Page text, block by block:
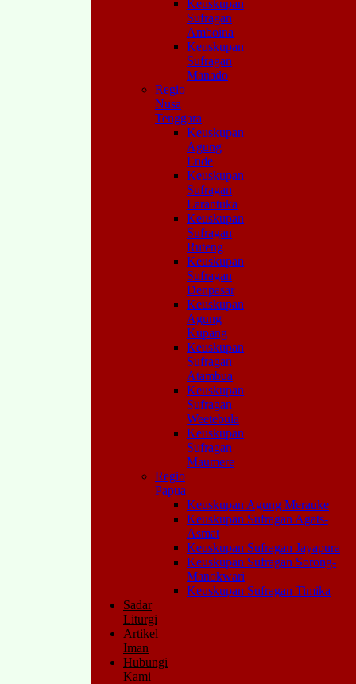
Keuskupan
Sufragan
Amboina
Keuskupan
Sufragan
Manado
Regio
Nusa
Tenggara
Keuskupan
Agung
Ende
Keuskupan
Sufragan
Larantuka
Keuskupan
Sufragan
Ruteng
Keuskupan
Sufragan
Denpasar
Keuskupan
Agung
Kupang
Keuskupan
Sufragan
Atambua
Keuskupan
Sufragan
Weetebula
Keuskupan
Sufragan
Maumere
Regio
Papua
Keuskupan Agung Merauke
Keuskupan Sufragan Agats-
Asmat
Keuskupan Sufragan Jayapura
Keuskupan Sufragan Sorong-
Manokwari
Keuskupan Sufragan Timika
Sadar
Liturgi
Artikel
Iman
Hubungi
Kami